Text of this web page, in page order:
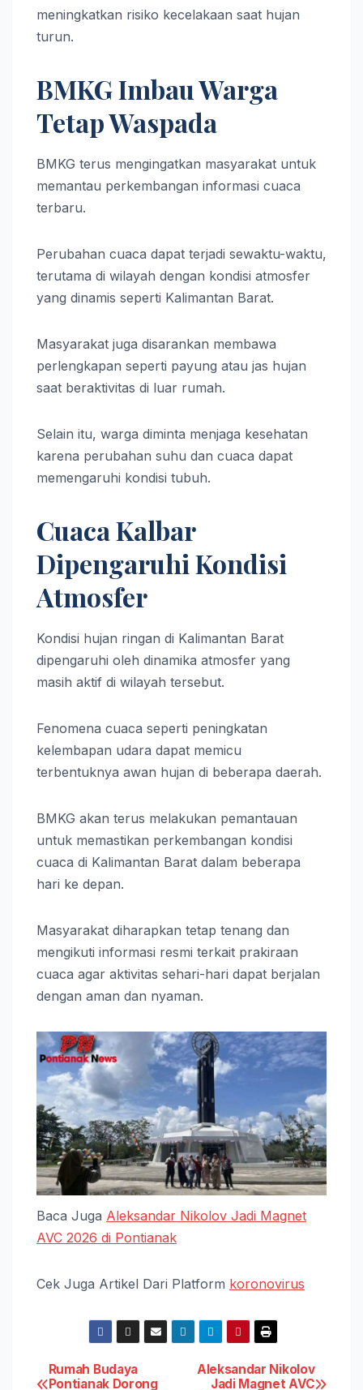
meningkatkan risiko kecelakaan saat hujan
turun.
BMKG Imbau Warga
Tetap Waspada
BMKG terus mengingatkan masyarakat untuk
memantau perkembangan informasi cuaca
terbaru.
Perubahan cuaca dapat terjadi sewaktu-waktu,
terutama di wilayah dengan kondisi atmosfer
yang dinamis seperti Kalimantan Barat.
Masyarakat juga disarankan membawa
perlengkapan seperti payung atau jas hujan
saat beraktivitas di luar rumah.
Selain itu, warga diminta menjaga kesehatan
karena perubahan suhu dan cuaca dapat
memengaruhi kondisi tubuh.
Cuaca Kalbar
Dipengaruhi Kondisi
Atmosfer
Kondisi hujan ringan di Kalimantan Barat
dipengaruhi oleh dinamika atmosfer yang
masih aktif di wilayah tersebut.
Fenomena cuaca seperti peningkatan
kelembapan udara dapat memicu
terbentuknya awan hujan di beberapa daerah.
BMKG akan terus melakukan pemantauan
untuk memastikan perkembangan kondisi
cuaca di Kalimantan Barat dalam beberapa
hari ke depan.
Masyarakat diharapkan tetap tenang dan
mengikuti informasi resmi terkait prakiraan
cuaca agar aktivitas sehari-hari dapat berjalan
dengan aman dan nyaman.
Baca Juga Aleksandar Nikolov Jadi Magnet
AVC 2026 di Pontianak
Cek Juga Artikel Dari Platform koronovirus
Post
Aleksandar Nikolov
Jadi Magnet AVC
Rumah Budaya
Pontianak Dorong